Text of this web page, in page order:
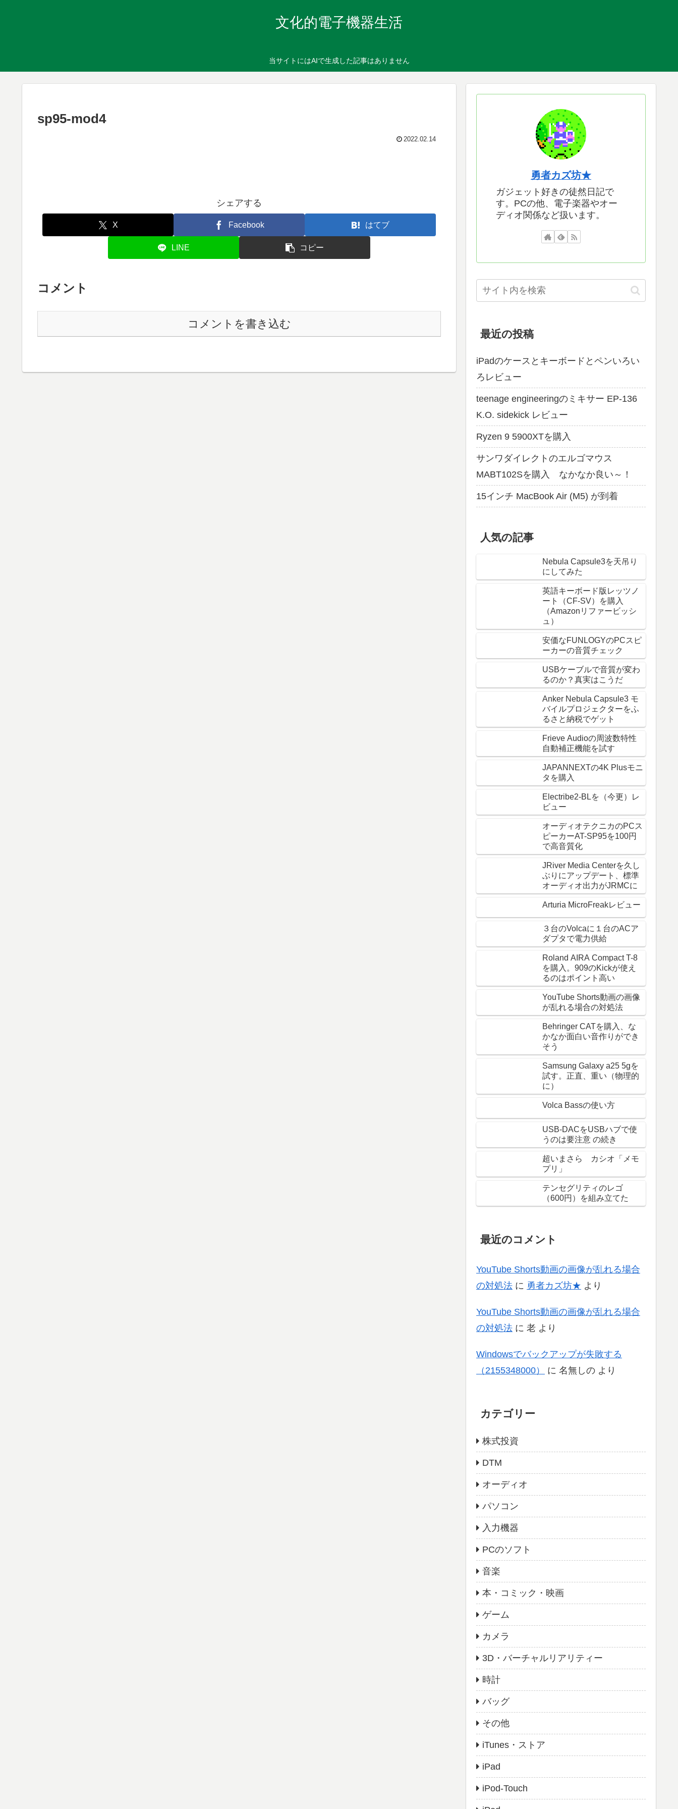
文化的電子機器生活
当サイトにはAIで生成した記事はありません
sp95-mod4
2022.02.14
シェアする
X Facebook はてブ
LINE コピー
コメント
コメントを書き込む
勇者カズ坊★
ガジェット好きの徒然日記で
す。PCの他、電子楽器やオー
ディオ関係など扱います。
最近の投稿
iPadのケースとキーボードとペンいろい
ろレビュー
teenage engineeringのミキサー EP-136
K.O. sidekick レビュー
Ryzen 9 5900XTを購入
サンワダイレクトのエルゴマウス
MABT102Sを購入 なかなか良い～！
15インチ MacBook Air (M5) が到着
人気の記事
Nebula Capsule3を天吊り
にしてみた
英語キーボード版レッツノ
ート（CF-SV）を購入
（Amazonリファービッシ
ュ）
安価なFUNLOGYのPCスピ
ーカーの音質チェック
USBケーブルで音質が変わ
るのか？真実はこうだ
Anker Nebula Capsule3 モ
バイルプロジェクターをふ
るさと納税でゲット
Frieve Audioの周波数特性
自動補正機能を試す
JAPANNEXTの4K Plusモニ
タを購入
Electribe2-BLを（今更）レ
ビュー
オーディオテクニカのPCス
ピーカーAT-SP95を100円
で高音質化
JRiver Media Centerを久し
ぶりにアップデート、標準
オーディオ出力がJRMCに
Arturia MicroFreakレビュー
３台のVolcaに１台のACア
ダプタで電力供給
Roland AIRA Compact T-8
を購入。909のKickが使え
るのはポイント高い
YouTube Shorts動画の画像
が乱れる場合の対処法
Behringer CATを購入、な
かなか面白い音作りができ
そう
Samsung Galaxy a25 5gを
試す。正直、重い（物理的
に）
Volca Bassの使い方
USB-DACをUSBハブで使
うのは要注意 の続き
超いまさら カシオ「メモ
プリ」
テンセグリティのレゴ
（600円）を組み立てた
最近のコメント
YouTube Shorts動画の画像が乱れる場合
の対処法 に 勇者カズ坊★ より
YouTube Shorts動画の画像が乱れる場合
の対処法 に 老 より
Windowsでバックアップが失敗する
（2155348000）
に 名無しの より
カテゴリー
株式投資
DTM
オーディオ
パソコン
入力機器
PCのソフト
音楽
本・コミック・映画
ゲーム
カメラ
3D・バーチャルリアリティー
時計
バッグ
その他
iTunes・ストア
iPad
iPod-Touch